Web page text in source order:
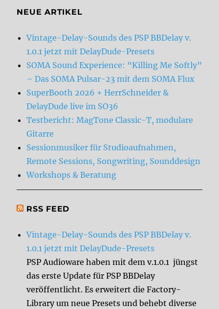
NEUE ARTIKEL
Vintage-Delay-Sounds des PSP BBDelay v.
1.0.1 jetzt mit DelayDude-Presets
SOMA Sound Experience: “Killing Me Softly”
– Das SOMA Pulsar-23 mit dem SOMA Flux
SuperBooth 2026 + HerrSchneider &
DelayDude live im SO36
Testbericht: MagTone Classic-T, modulare
Gitarre
Sessionmusiker für Studioaufnahmen,
Remote Sessions, Songwriting, Sounddesign
Workshops & Beratung
RSS FEED
Vintage-Delay-Sounds des PSP BBDelay v.
1.0.1 jetzt mit DelayDude-Presets
PSP Audioware haben mit dem v.1.0.1 jüngst
das erste Update für PSP BBDelay
veröffentlicht. Es erweitert die Factory-
Library um neue Presets und behebt diverse